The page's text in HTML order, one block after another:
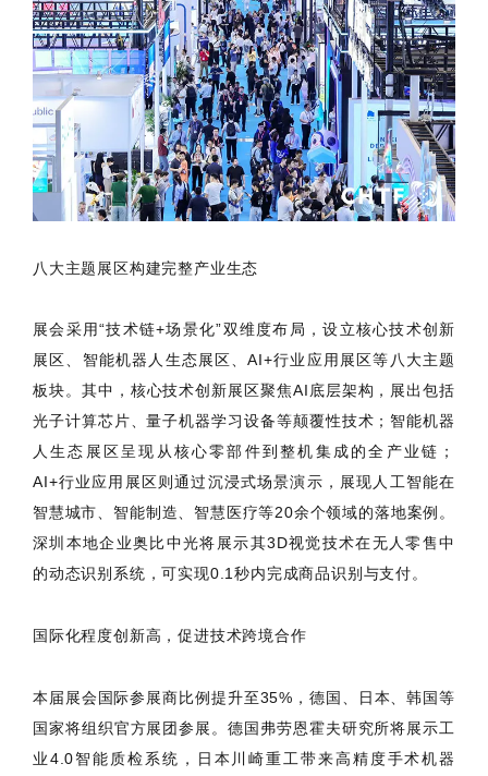
八大主题展区构建完整产业生态
展会采用“技术链+场景化”双维度布局，设立核心技术创新
展区、智能机器人生态展区、AI+行业应用展区等八大主题
板块。其中，核心技术创新展区聚焦AI底层架构，展出包括
光子计算芯片、量子机器学习设备等颠覆性技术；智能机器
人生态展区呈现从核心零部件到整机集成的全产业链；
AI+行业应用展区则通过沉浸式场景演示，展现人工智能在
智慧城市、智能制造、智慧医疗等20余个领域的落地案例。
深圳本地企业奥比中光将展示其3D视觉技术在无人零售中
的动态识别系统，可实现0.1秒内完成商品识别与支付。
国际化程度创新高，促进技术跨境合作
本届展会国际参展商比例提升至35%，德国、日本、韩国等
国家将组织官方展团参展。德国弗劳恩霍夫研究所将展示工
业4.0智能质检系统，日本川崎重工带来高精度手术机器